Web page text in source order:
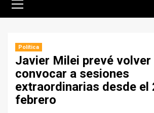
Política
Javier Milei prevé volver
convocar a sesiones
extraordinarias desde el
febrero